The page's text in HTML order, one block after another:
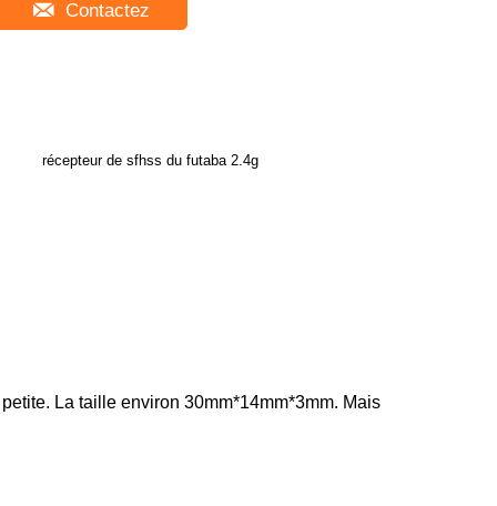
Contactez
récepteur de sfhss du futaba 2.4g
La taille environ 30mm*14mm*3mm. Mais